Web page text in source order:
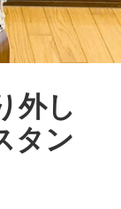
外し
タン